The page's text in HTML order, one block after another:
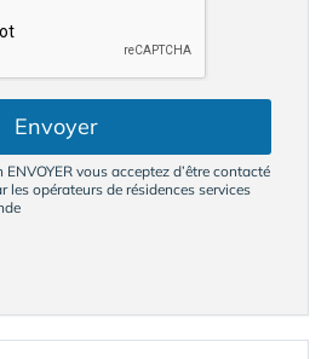
Envoyer
vous acceptez d’être contacté
les opérateurs de résidences services